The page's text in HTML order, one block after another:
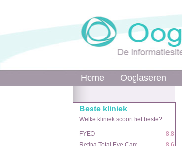
Home Ooglaseren
Beste kliniek
Welke kliniek scoort het beste?
FYEO
8.8
Retina Total Eye Care
8.6
Home Ooglaseren
Beste kliniek
Welke kliniek scoort het beste?
FYEO
8.8
Retina Total Eye Care
8.6